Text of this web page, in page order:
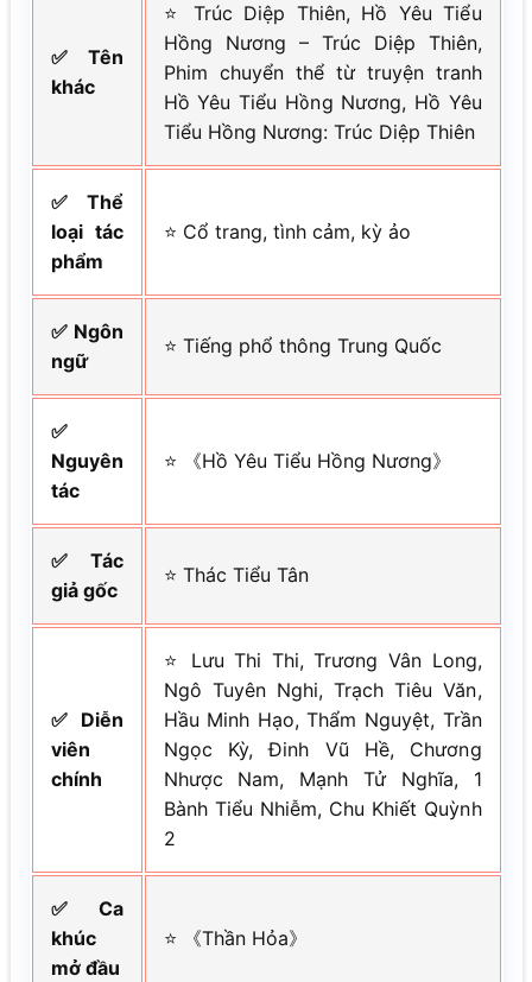
✅ Tên
khác
⭐ Trúc Diệp Thiên, Hồ Yêu Tiểu
Hồng Nương – Trúc Diệp Thiên,
Phim chuyển thể từ truyện tranh
Hồ Yêu Tiểu Hồng Nương, Hồ Yêu
Tiểu Hồng Nương: Trúc Diệp Thiên
✅ Thể
loại tác
phẩm
⭐ Cổ trang, tình cảm, kỳ ảo
✅ Ngôn
ngữ
⭐ Tiếng phổ thông Trung Quốc
✅
Nguyên
tác
⭐ 《Hồ Yêu Tiểu Hồng Nương》
✅ Tác
giả gốc
⭐ Thác Tiểu Tân
✅ Diễn
viên
chính
⭐ Lưu Thi Thi, Trương Vân Long,
Ngô Tuyên Nghi, Trạch Tiêu Văn,
Hầu Minh Hạo, Thẩm Nguyệt, Trần
Ngọc Kỳ, Đinh Vũ Hề, Chương
Nhược Nam, Mạnh Tử Nghĩa, 1
Bành Tiểu Nhiễm, Chu Khiết Quỳnh
2
✅ Ca
khúc
mở đầu
⭐ 《Thần Hỏa》